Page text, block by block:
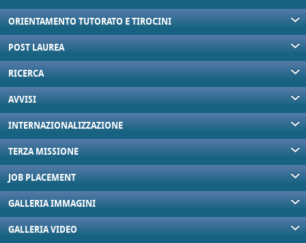
ORIENTAMENTO TUTORATO E TIROCINI
POST LAUREA
RICERCA
AVVISI
INTERNAZIONALIZZAZIONE
TERZA MISSIONE
JOB PLACEMENT
GALLERIA IMMAGINI
GALLERIA VIDEO